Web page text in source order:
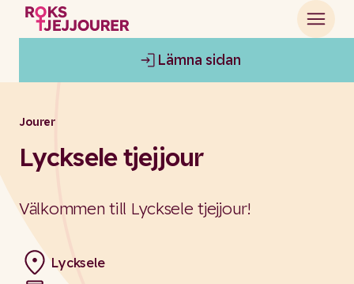
Lämna sidan
Jourer
Lycksele tjejjour
Välkommen till Lycksele tjejjour!
Lycksele